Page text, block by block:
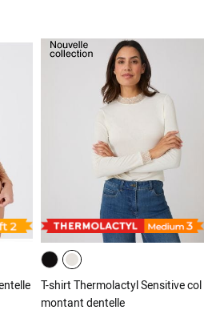
T-shirt Thermolactyl Sensitive col
montant dentelle